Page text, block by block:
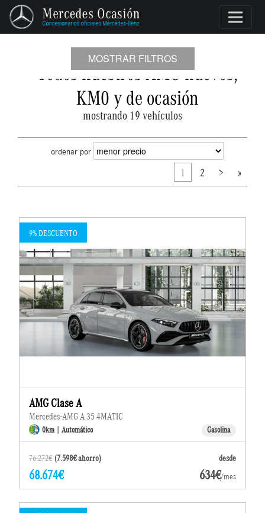
MOSTRAR FILTROS
Todos nuestros AMG nuevos,
KM0 y de ocasión
mostrando 19 vehículos
ordenar por
1 2 > »
9% DESCUENTO
AMG Clase A
Mercedes-AMG A 35 4MATIC
0km | Automático Gasolina
76.272€ (7.598€ ahorro) desde
68.674€ 634€/mes